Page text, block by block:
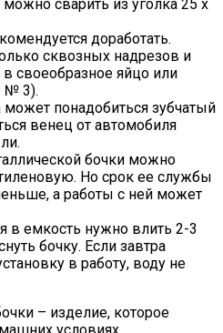
можно сварить из уголка 25 х
доработать.
сквозных надрезов и
своеобразное яйцо или
№ 3).
понадобиться зубчатый
венец от автомобиля
бочки можно
Но срок ее службы
а работы с ней может
в емкость нужно влить 2-3
бочку. Если завтра
в работу, воду не
– изделие, которое